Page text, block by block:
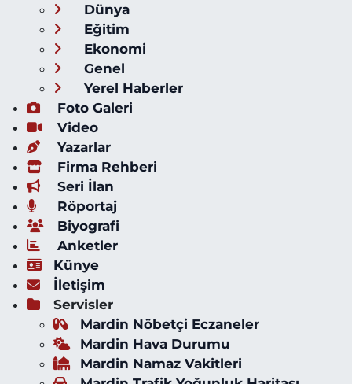
Dünya
Eğitim
Ekonomi
Genel
Yerel Haberler
Foto Galeri
Video
Yazarlar
Firma Rehberi
Seri İlan
Röportaj
Biyografi
Anketler
Künye
İletişim
Servisler
Mardin Nöbetçi Eczaneler
Mardin Hava Durumu
Mardin Namaz Vakitleri